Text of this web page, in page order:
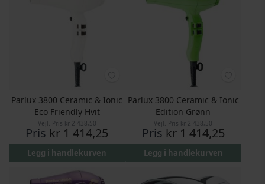
Parlux 3800 Ceramic & Ionic
Eco Friendly Hvit
Vejl. Pris kr 2 438,50
Pris kr 1 414,25
Legg i handlekurven
Parlux 3800 Ceramic & Ionic
Edition Grønn
Vejl. Pris kr 2 438,50
Pris kr 1 414,25
Legg i handlekurven